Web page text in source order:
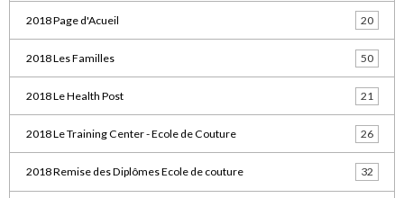
2018 Page d'Acueil 20
2018 Les Familles 50
2018 Le Health Post 21
2018 Le Training Center - Ecole de Couture 26
2018 Remise des Diplômes Ecole de couture 32